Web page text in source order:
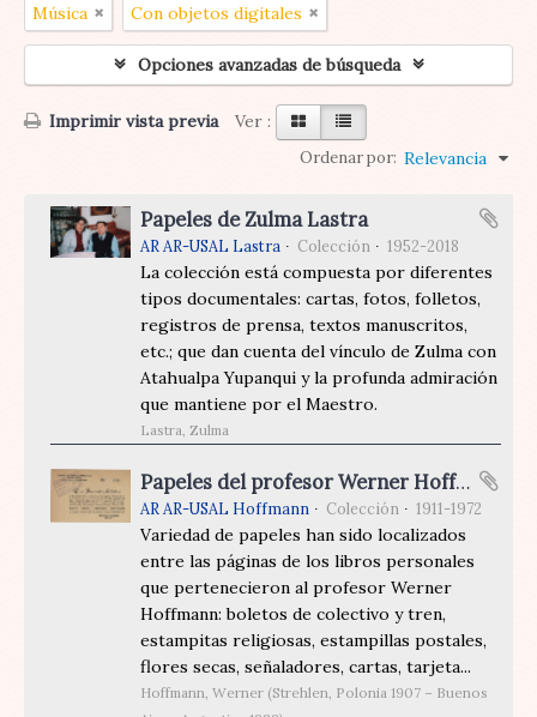
Música Con objetos digitales
Opciones avanzadas de búsqueda
Imprimir vista previa Ver :
Ordenar por: Relevancia
Papeles de Zulma Lastra
AR AR-USAL Lastra Colección 1952-2018
La colección está compuesta por diferentes
tipos documentales: cartas, fotos, folletos,
registros de prensa, textos manuscritos,
etc.; que dan cuenta del vínculo de Zulma con
Atahualpa Yupanqui y la profunda admiración
que mantiene por el Maestro.
Lastra, Zulma
Papeles del profesor Werner Hoffmann
AR AR-USAL Hoffmann Colección 1911-1972
Variedad de papeles han sido localizados
entre las páginas de los libros personales
que pertenecieron al profesor Werner
Hoffmann: boletos de colectivo y tren,
estampitas religiosas, estampillas postales,
flores secas, señaladores, cartas, tarjeta...
Hoffmann, Werner (Strehlen, Polonia 1907 – Buenos